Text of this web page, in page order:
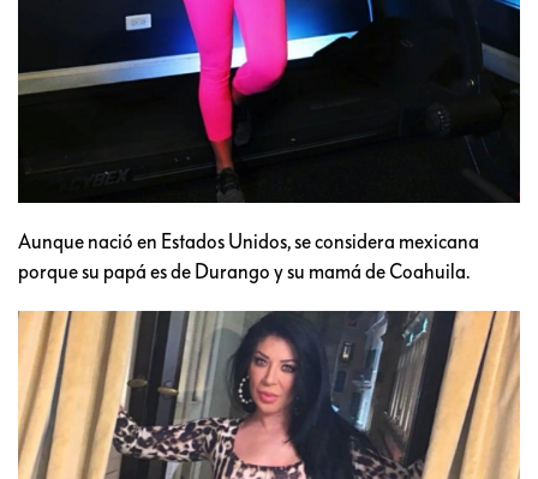
Aunque nació en Estados Unidos, se considera mexicana
porque su papá es de Durango y su mamá de Coahuila.